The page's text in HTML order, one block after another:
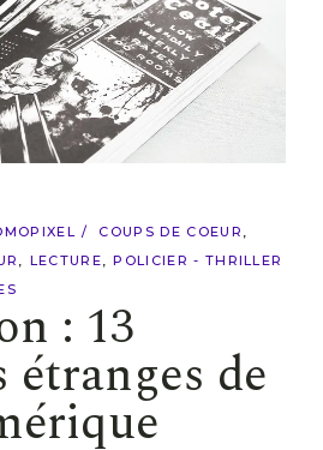
COUPS DE COEUR
LECTURE
POLICIER - THRILLER
: 13
de